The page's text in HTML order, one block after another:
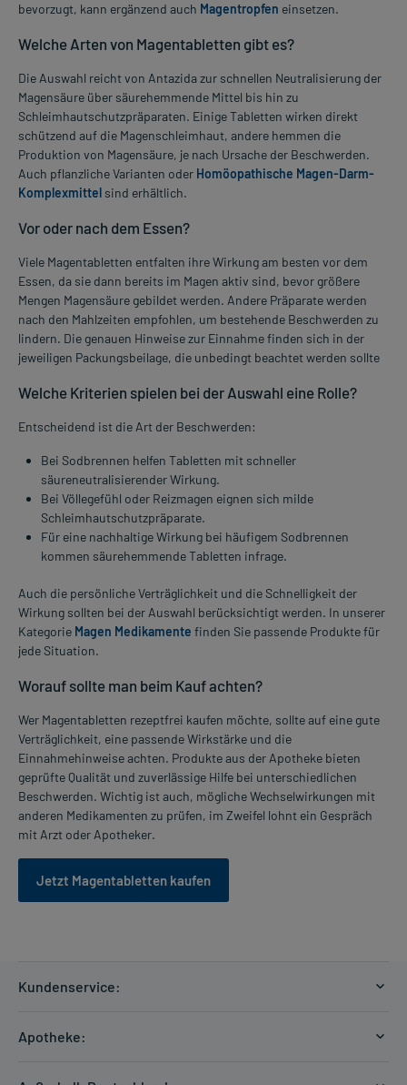
bevorzugt, kann ergänzend auch Magentropfen einsetzen.
Welche Arten von Magentabletten gibt es?
Die Auswahl reicht von Antazida zur schnellen Neutralisierung der
Magensäure über säurehemmende Mittel bis hin zu
Schleimhautschutzpräparaten. Einige Tabletten wirken direkt
schützend auf die Magenschleimhaut, andere hemmen die
Produktion von Magensäure, je nach Ursache der Beschwerden.
Auch pflanzliche Varianten oder Homöopathische Magen-Darm-
Komplexmittel sind erhältlich.
Vor oder nach dem Essen?
Viele Magentabletten entfalten ihre Wirkung am besten vor dem
Essen, da sie dann bereits im Magen aktiv sind, bevor größere
Mengen Magensäure gebildet werden. Andere Präparate werden
nach den Mahlzeiten empfohlen, um bestehende Beschwerden zu
lindern. Die genauen Hinweise zur Einnahme finden sich in der
jeweiligen Packungsbeilage, die unbedingt beachtet werden sollte
Welche Kriterien spielen bei der Auswahl eine Rolle?
Entscheidend ist die Art der Beschwerden:
Bei Sodbrennen helfen Tabletten mit schneller
säureneutralisierender Wirkung.
Bei Völlegefühl oder Reizmagen eignen sich milde
Schleimhautschutzpräparate.
Für eine nachhaltige Wirkung bei häufigem Sodbrennen
kommen säurehemmende Tabletten infrage.
Auch die persönliche Verträglichkeit und die Schnelligkeit der
Wirkung sollten bei der Auswahl berücksichtigt werden. In unserer
Kategorie Magen Medikamente finden Sie passende Produkte für
jede Situation.
Worauf sollte man beim Kauf achten?
Wer Magentabletten rezeptfrei kaufen möchte, sollte auf eine gute
Verträglichkeit, eine passende Wirkstärke und die
Einnahmehinweise achten. Produkte aus der Apotheke bieten
geprüfte Qualität und zuverlässige Hilfe bei unterschiedlichen
Beschwerden. Wichtig ist auch, mögliche Wechselwirkungen mit
anderen Medikamenten zu prüfen, im Zweifel lohnt ein Gespräch
mit Arzt oder Apotheker.
Jetzt Magentabletten kaufen
Kundenservice:
Zahlungsarten
Apotheke: